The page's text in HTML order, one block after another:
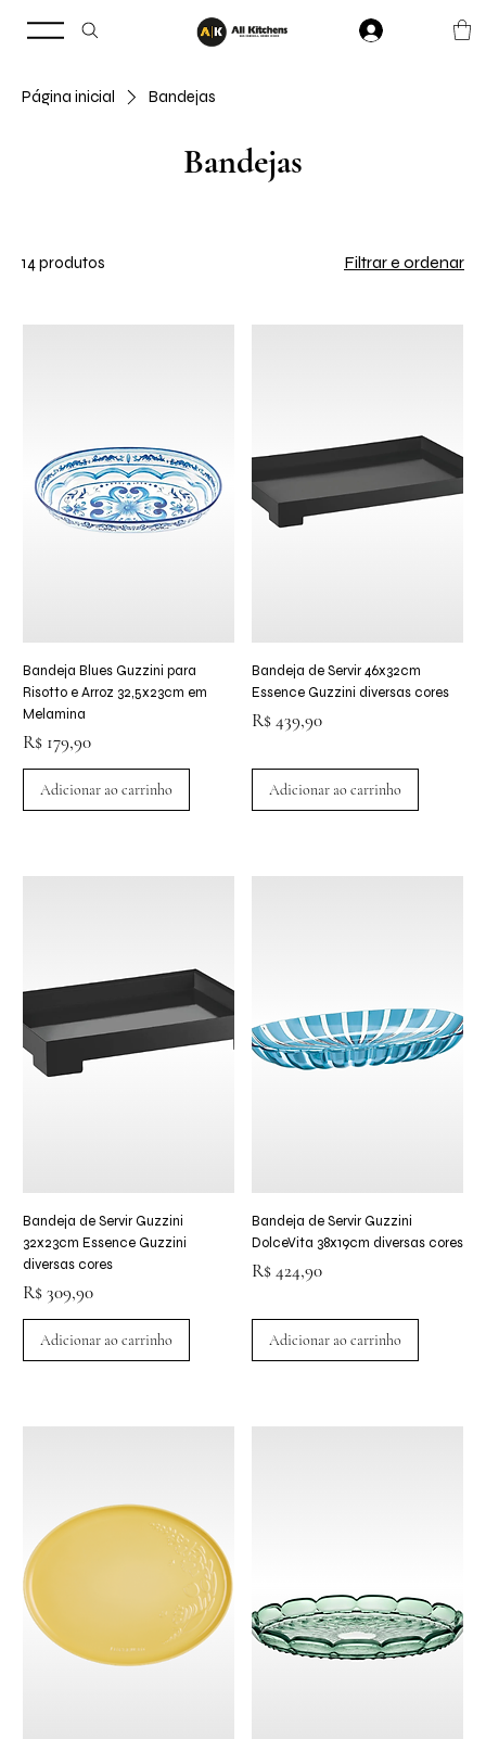
Página inicial Bandejas
Bandejas
14 produtos Filtrar e ordenar
Bandeja Blues Guzzini para
Risotto e Arroz 32,5x23cm em
Melamina
Preço
R$ 179,90
Adicionar ao carrinho
Bandeja de Servir 46x32cm
Essence Guzzini diversas cores
Preço
R$ 439,90
Adicionar ao carrinho
Bandeja de Servir Guzzini
32x23cm Essence Guzzini
diversas cores
Preço
R$ 309,90
Adicionar ao carrinho
Bandeja de Servir Guzzini
DolceVita 38x19cm diversas cores
Preço
R$ 424,90
Adicionar ao carrinho